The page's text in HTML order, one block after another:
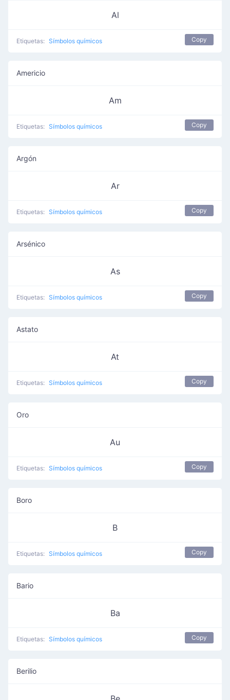
Al
Etiquetas: Símbolos químicos Copy
Americio
Am
Etiquetas: Símbolos químicos Copy
Argón
Ar
Etiquetas: Símbolos químicos Copy
Arsénico
As
Etiquetas: Símbolos químicos Copy
Astato
At
Etiquetas: Símbolos químicos Copy
Oro
Au
Etiquetas: Símbolos químicos Copy
Boro
B
Etiquetas: Símbolos químicos Copy
Bario
Ba
Etiquetas: Símbolos químicos Copy
Berilio